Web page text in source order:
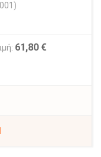
61,80 €